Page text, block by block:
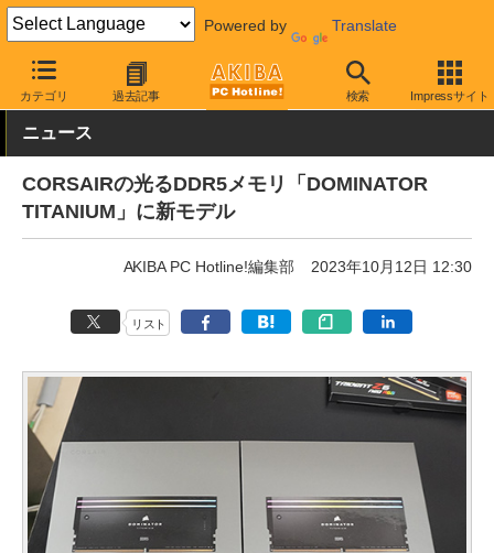
Powered by Translate
カテゴリ 過去記事 検索 Impressサイト
AKIBA PC Hotline! PCパーツ メモリ DDR5メモリ
ニュース
CORSAIRの光るDDR5メモリ「DOMINATOR
TITANIUM」に新モデル
AKIBA PC Hotline!編集部 2023年10月12日 12:30
リスト